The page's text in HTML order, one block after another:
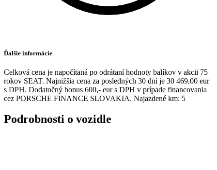
Ďalšie informácie
Celková cena je napočítaná po odrátaní hodnoty balíkov v akcii 75
rokov SEAT. Najnižšia cena za posledných 30 dní je 30 469,00 eur
s DPH. Dodatočný bonus 600,- eur s DPH v prípade financovania
cez PORSCHE FINANCE SLOVAKIA. Najazdené km: 5
Podrobnosti o vozidle